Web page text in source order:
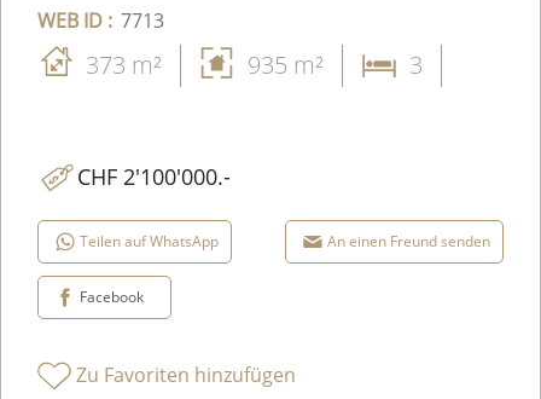
WEB ID : 7713
373 m² 935 m² 3
CHF 2'100'000.-
Teilen auf WhatsApp An einen Freund senden
Facebook
Zu Favoriten hinzufügen